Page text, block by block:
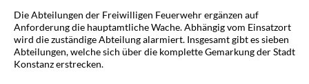
Die Abteilungen der Freiwilligen Feuerwehr ergänzen auf
Anforderung die hauptamtliche Wache. Abhängig vom Einsatzort
wird die zuständige Abteilung alarmiert. Insgesamt gibt es sieben
Abteilungen, welche sich über die komplette Gemarkung der Stadt
Konstanz erstrecken.